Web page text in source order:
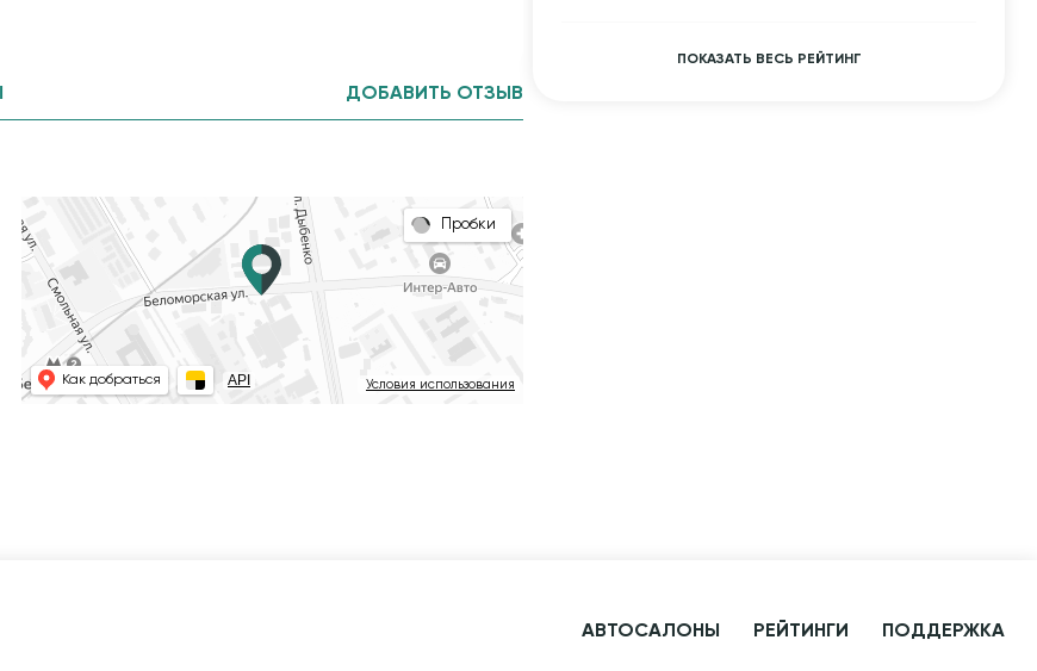
ДОБАВИТЬ ОТЗЫВ
Условия использования
Как добраться API
Пробки
ПОКАЗАТЬ ВЕСЬ РЕЙТИНГ
АВТОСАЛОНЫ РЕЙТИНГИ ПОДДЕРЖКА